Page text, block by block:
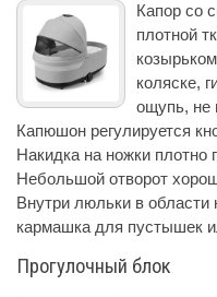
Капор со
плотной
коляске,
ощупь, не
Капюшон регулируется
Накидка на ножки плотно
Небольшой отворот
Внутри люльки в
кармашка для пустышек
Прогулочный блок